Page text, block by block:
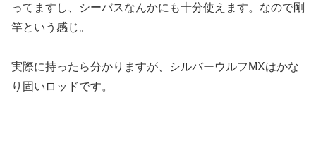
ってますし、シーバスなんかにも十分使えます。なので剛
竿という感じ。
実際に持ったら分かりますが、シルバーウルフMXはかな
り固いロッドです。